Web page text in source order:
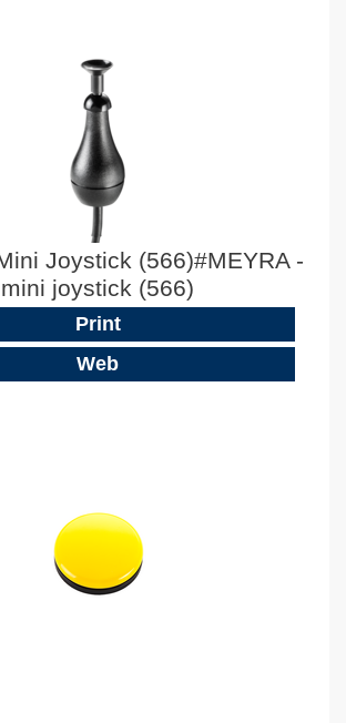
Joystick (566)#MEYRA -
mini joystick (566)
Print
Web